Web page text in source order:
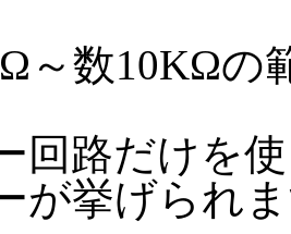
～数10KΩの
回路だけを
が挙げられ